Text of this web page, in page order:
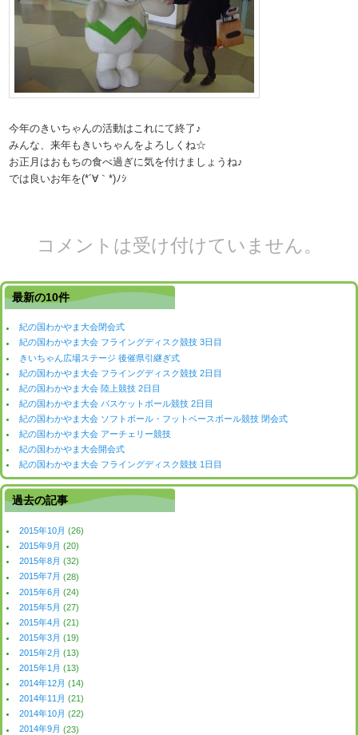
今年のきいちゃんの活動はこれにて終了♪
みんな、来年もきいちゃんをよろしくね☆
お正月はおもちの食べ過ぎに気を付けましょうね♪
では良いお年を(*´∀｀*)ﾉｼ
コメントは受け付けていません。
最新の10件
紀の国わかやま大会閉会式
紀の国わかやま大会 フライングディスク競技 3日目
きいちゃん広場ステージ 後催県引継ぎ式
紀の国わかやま大会 フライングディスク競技 2日目
紀の国わかやま大会 陸上競技 2日目
紀の国わかやま大会 バスケットボール競技 2日目
紀の国わかやま大会 ソフトボール・フットベースボール競技 閉会式
紀の国わかやま大会 アーチェリー競技
紀の国わかやま大会開会式
紀の国わかやま大会 フライングディスク競技 1日目
過去の記事
2015年10月 (26)
2015年9月 (20)
2015年8月 (32)
2015年7月 (28)
2015年6月 (24)
2015年5月 (27)
2015年4月 (21)
2015年3月 (19)
2015年2月 (13)
2015年1月 (13)
2014年12月 (14)
2014年11月 (21)
2014年10月 (22)
2014年9月 (23)